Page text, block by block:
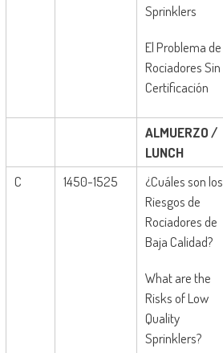
Sprinklers
El Problema de
Rociadores Sin
Certificación
ALMUERZO /
LUNCH
C
1450-1525
¿Cuáles son los
Riesgos de
Rociadores de
Baja Calidad?
What are the
Risks of Low
Quality
Sprinklers?